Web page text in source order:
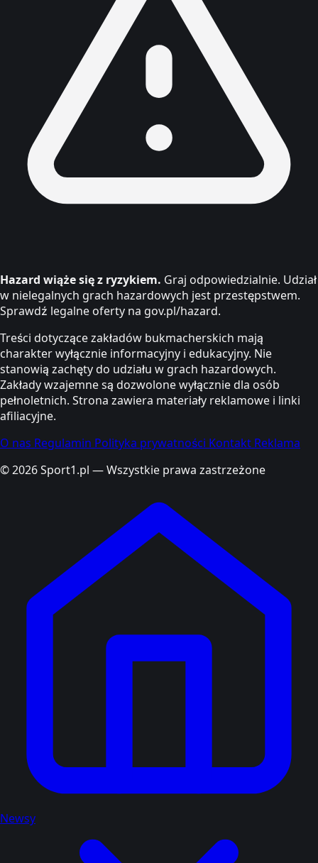
Hazard wiąże się z ryzykiem. Graj odpowiedzialnie. Udział
w nielegalnych grach hazardowych jest przestępstwem.
Sprawdź legalne oferty na gov.pl/hazard.
Treści dotyczące zakładów bukmacherskich mają
charakter wyłącznie informacyjny i edukacyjny. Nie
stanowią zachęty do udziału w grach hazardowych.
Zakłady wzajemne są dozwolone wyłącznie dla osób
pełnoletnich. Strona zawiera materiały reklamowe i linki
afiliacyjne.
O nas Regulamin Polityka prywatności Kontakt Reklama
© 2026 Sport1.pl — Wszystkie prawa zastrzeżone
Newsy